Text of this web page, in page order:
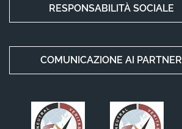
RESPONSABILITÀ SOCIALE
COMUNICAZIONE AI PARTNER